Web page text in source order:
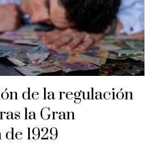
de la regulación
la Gran
1929